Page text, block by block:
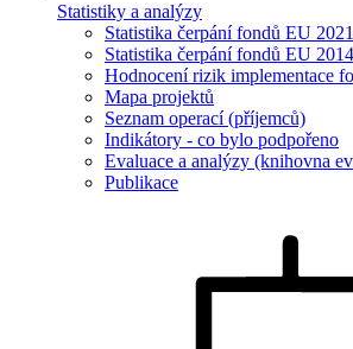
Statistiky a analýzy
Statistika čerpání fondů EU
Statistika čerpání fondů EU
Hodnocení rizik implementace
Mapa projektů
Seznam operací (příjemců)
Indikátory - co bylo podpořeno
Evaluace a analýzy (knihovna
Publikace